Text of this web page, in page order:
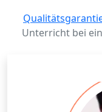
Unterricht bei